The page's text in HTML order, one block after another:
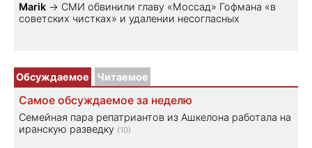
Marik → СМИ обвинили главу «Моссад» Гофмана «в
советских чистках» и удалении несогласных
Обсуждаемое Читаемое
Самое обсуждаемое за неделю
Семейная пара репатриантов из Ашкелона работала на
иранскую разведку (10)